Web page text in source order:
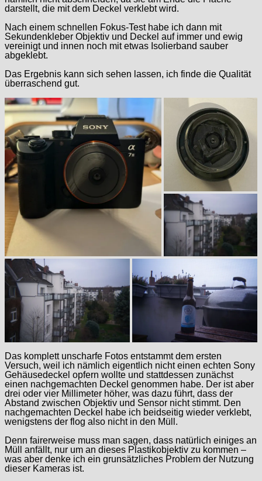
darstellt, die mit dem Deckel verklebt wird.
Nach einem schnellen Fokus-Test habe ich dann mit
Sekundenkleber Objektiv und Deckel auf immer und ewig
vereinigt und innen noch mit etwas Isolierband sauber
abgeklebt.
Das Ergebnis kann sich sehen lassen, ich finde die Qualität
überraschend gut.
Das komplett unscharfe Fotos entstammt dem ersten
Versuch, weil ich nämlich eigentlich nicht einen echten Sony
Gehäusedeckel opfern wollte und stattdessen zunächst
einen nachgemachten Deckel genommen habe. Der ist aber
drei oder vier Millimeter höher, was dazu führt, dass der
Abstand zwischen Objektiv und Sensor nicht stimmt. Den
nachgemachten Deckel habe ich beidseitig wieder verklebt,
wenigstens der flog also nicht in den Müll.
Denn fairerweise muss man sagen, dass natürlich einiges an
Müll anfällt, nur um an dieses Plastikobjektiv zu kommen –
was aber denke ich ein grunsätzliches Problem der Nutzung
dieser Kameras ist.